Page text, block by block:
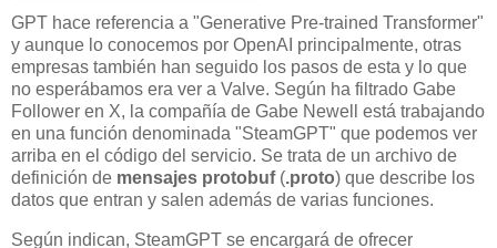
GPT hace referencia a "Generative Pre-trained Transformer"
y aunque lo conocemos por OpenAI principalmente, otras
empresas también han seguido los pasos de esta y lo que
no esperábamos era ver a Valve. Según ha filtrado Gabe
Follower en X, la compañía de Gabe Newell está trabajando
en una función denominada "SteamGPT" que podemos ver
arriba en el código del servicio. Se trata de un archivo de
definición de mensajes protobuf(.proto) que describe los
datos que entran y salen además de varias funciones.
Según indican, SteamGPT se encargará de ofrecer